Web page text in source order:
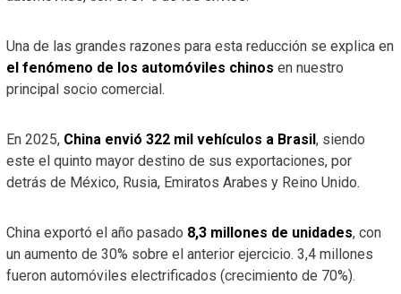
Una de las grandes razones para esta reducción se explica en
el fenómeno de los automóviles chinos en nuestro
principal socio comercial.
En 2025, China envió 322 mil vehículos a Brasil , siendo
este el quinto mayor destino de sus exportaciones, por
detrás de México, Rusia, Emiratos Arabes y Reino Unido.
China exportó el año pasado 8,3 millones de unidades, con
un aumento de 30% sobre el anterior ejercicio. 3,4 millones
fueron automóviles electrificados (crecimiento de 70%).